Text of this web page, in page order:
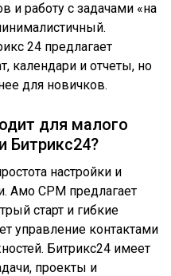
и работу с задачами «на
24 предлагает
календари и отчеты, но
для новичков.
для малого
Битрикс24?
настройки и
Амо СРМ предлагает
старт и гибкие
управление контактами
Битрикс24 имеет
проекты и